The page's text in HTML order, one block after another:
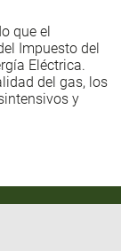
que el
Impuesto del
Eléctrica.
del gas, los
y